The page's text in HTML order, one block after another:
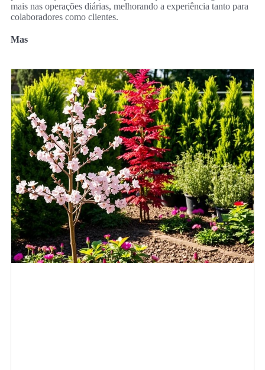
mais nas operações diárias, melhorando a experiência tanto para
colaboradores como clientes.
Mas